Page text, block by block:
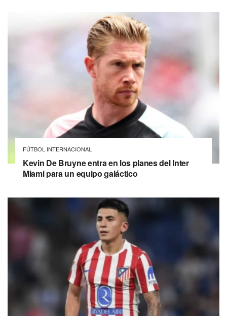
FÚTBOL INTERNACIONAL
Kevin De Bruyne entra en los planes del Inter
Miami para un equipo galáctico